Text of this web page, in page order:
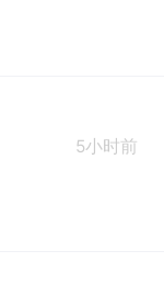
5小时前